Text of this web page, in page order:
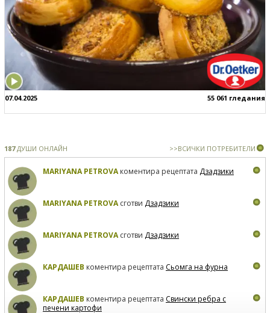
07.04.2025 55 061 гледания
187ДУШИ ОНЛАЙН >>ВСИЧКИ ПОТРЕБИТЕЛИ
MARIYANA PETROVAкоментира рецептата Дзадзики
MARIYANA PETROVAсготви Дзадзики
MARIYANA PETROVAсготви Дзадзики
КАРДАШЕВ коментира рецептата Сьомга на фурна
КАРДАШЕВ коментира рецептата Свински ребра с
печени картофи